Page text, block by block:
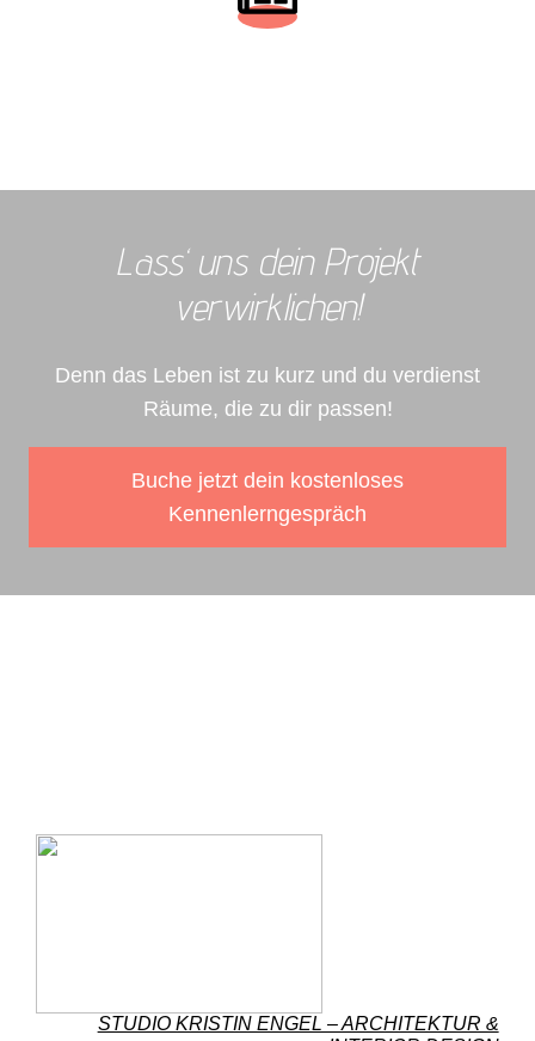
Lass‘ uns dein Projekt
verwirklichen!
Denn das Leben ist zu kurz und du verdienst
Räume, die zu dir passen!
Buche jetzt dein kostenloses
Kennenlerngespräch
STUDIO KRISTIN ENGEL – ARCHITEKTUR &